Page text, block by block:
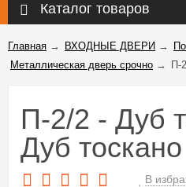
Каталог товаров
Главная → ВХОДНЫЕ ДВЕРИ →
Металлическая дверь срочно → П-
П-2/2 - Дуб
Дуб тоскано
В